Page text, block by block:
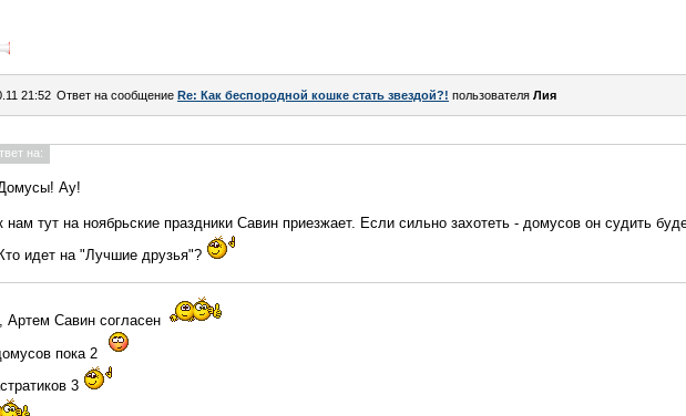
21:52 Ответ на сообщение Re: Как беспородной кошке стать звездой?! пользователя Лия
на:
Ау!
нам тут на ноябрьские праздники Савин приезжает. Если сильно захотеть - домусов он судить
Кто идет на "Лучшие друзья"?
Артем Савин согласен
пока 2
3